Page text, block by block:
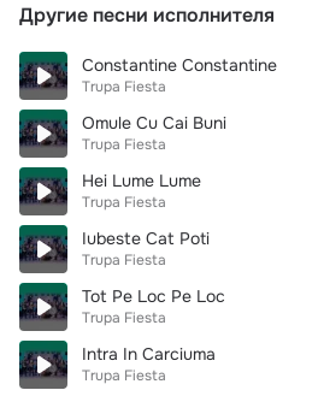
Другие песни исполнителя
Constantine Constantine
Trupa Fiesta
Omule Cu Cai Buni
Trupa Fiesta
Hei Lume Lume
Trupa Fiesta
Iubeste Cat Poti
Trupa Fiesta
Tot Pe Loc Pe Loc
Trupa Fiesta
Intra In Carciuma
Trupa Fiesta